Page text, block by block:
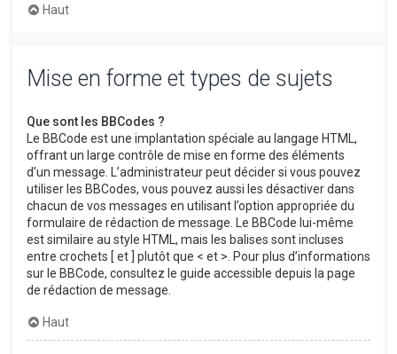
Haut
Mise en forme et types de sujets
Que sont les BBCodes ?
Le BBCode est une implantation spéciale au langage HTML,
offrant un large contrôle de mise en forme des éléments
d’un message. L’administrateur peut décider si vous pouvez
utiliser les BBCodes, vous pouvez aussi les désactiver dans
chacun de vos messages en utilisant l’option appropriée du
formulaire de rédaction de message. Le BBCode lui-même
est similaire au style HTML, mais les balises sont incluses
entre crochets [ et ] plutôt que < et >. Pour plus d’informations
sur le BBCode, consultez le guide accessible depuis la page
de rédaction de message.
Haut